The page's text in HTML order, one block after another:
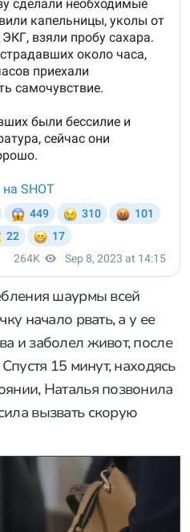
шаурмы всей
начало рвать, а у ее
и заболел живот, после
15 минут, находясь
Наталья позвонила
вызвать скорую